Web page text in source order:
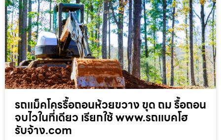
รถแม็คโครรื้อถอนห้วยขวาง ขุด ถม รื้อถอน
จบไวในที่เดียว เรียกใช้ www.รถแบคโฮ
รับจ้าง.com